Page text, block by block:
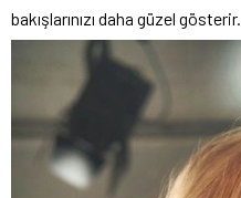
bakışlarınızı daha güzel gösterir.